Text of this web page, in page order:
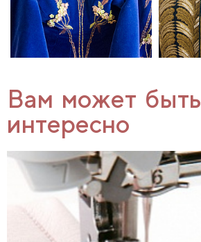
Вам может быть
интересно